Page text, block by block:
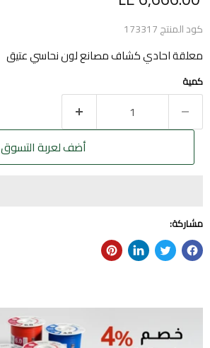
كود المنتج173317
معلقة احادي كشاف مصانع لون نحاسي عتيق
كمية
أضف لعربة التسوق
مشاركة: